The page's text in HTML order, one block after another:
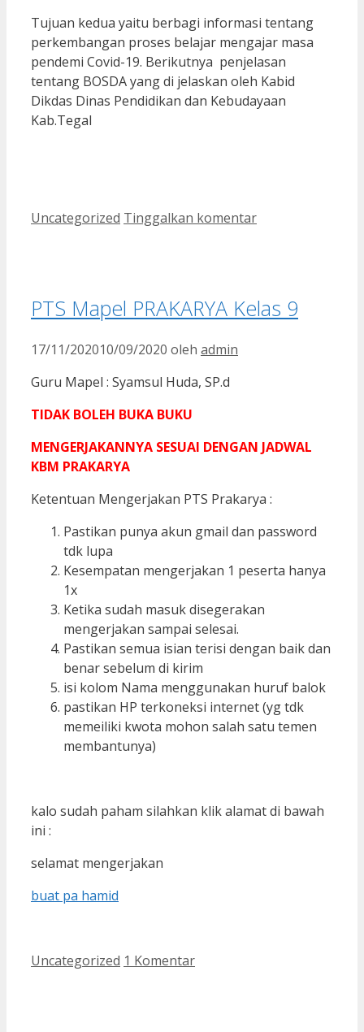
Tujuan kedua yaitu berbagi informasi tentang
perkembangan proses belajar mengajar masa
pendemi Covid-19. Berikutnya penjelasan
tentang BOSDA yang di jelaskan oleh Kabid
Dikdas Dinas Pendidikan dan Kebudayaan
Kab.Tegal
Kategori
Uncategorized Tinggalkan komentar
PTS Mapel PRAKARYA Kelas 9
17/11/202010/09/2020 oleh admin
Guru Mapel : Syamsul Huda, SP.d
TIDAK BOLEH BUKA BUKU
MENGERJAKANNYA SESUAI DENGAN JADWAL
KBM PRAKARYA
Ketentuan Mengerjakan PTS Prakarya :
Pastikan punya akun gmail dan password
tdk lupa
Kesempatan mengerjakan 1 peserta hanya
1x
Ketika sudah masuk disegerakan
mengerjakan sampai selesai.
Pastikan semua isian terisi dengan baik dan
benar sebelum di kirim
isi kolom Nama menggunakan huruf balok
pastikan HP terkoneksi internet (yg tdk
memeiliki kwota mohon salah satu temen
membantunya)
kalo sudah paham silahkan klik alamat di bawah
ini :
selamat mengerjakan
buat pa hamid
Kategori
Uncategorized 1 Komentar